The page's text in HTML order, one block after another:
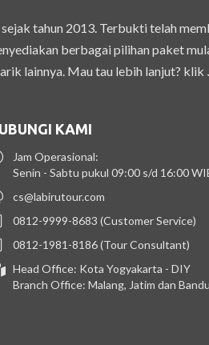
tahun 2013. Terbukti telah
berbagai pilihan paket
lainnya. Mau tau lebih lanjut? klik
KAMI
Jam Operasional:
Senin - Sabtu pukul 09:00 s/d 16:00
cs@labirutour.com
0812-9999-8683 (Customer Service)
0812-1981-8186 (Tour Consultant)
Head Office: Kota Yogyakarta - DIY
Branch Office: Malang, Jatim dan